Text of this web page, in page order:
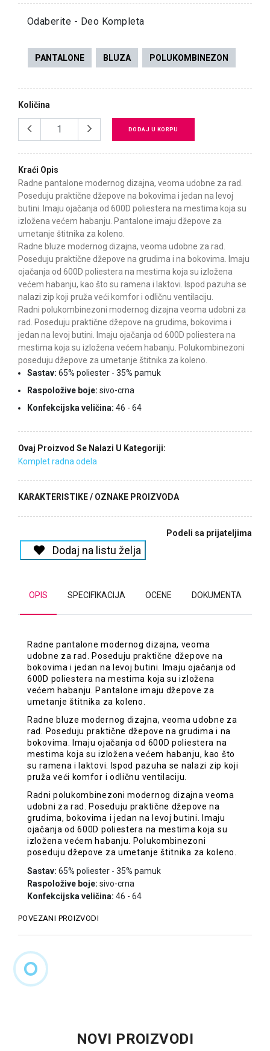
Odaberite - Deo Kompleta
PANTALONE BLUZA POLUKOMBINEZON
Količina
DODAJ U KORPU
Kraći Opis
Radne pantalone modernog dizajna, veoma udobne za rad.
Poseduju praktične džepove na bokovima i jedan na levoj
butini. Imaju ojačanja od 600D poliestera na mestima koja su
izložena većem habanju. Pantalone imaju džepove za
umetanje štitnika za koleno.
Radne bluze modernog dizajna, veoma udobne za rad.
Poseduju praktične džepove na grudima i na bokovima. Imaju
ojačanja od 600D poliestera na mestima koja su izložena
većem habanju, kao što su ramena i laktovi. Ispod pazuha se
nalazi zip koji pruža veći komfor i odličnu ventilaciju.
Radni polukombinezoni modernog dizajna veoma udobni za
rad. Poseduju praktične džepove na grudima, bokovima i
jedan na levoj butini. Imaju ojačanja od 600D poliestera na
mestima koja su izložena većem habanju. Polukombinezoni
poseduju džepove za umetanje štitnika za koleno.
Sastav: 65% poliester - 35% pamuk
Raspoložive boje: sivo-crna
Konfekcijska veličina: 46 - 64
Ovaj Proizvod Se Nalazi U Kategoriji:
Komplet radna odela
KARAKTERISTIKE / OZNAKE PROIZVODA
Podeli sa prijateljima
Dodaj na listu želja
OPIS SPECIFIKACIJA OCENE DOKUMENTA
Radne pantalone modernog dizajna, veoma
udobne za rad. Poseduju praktične džepove na
bokovima i jedan na levoj butini. Imaju ojačanja od
600D poliestera na mestima koja su izložena
većem habanju. Pantalone imaju džepove za
umetanje štitnika za koleno.
Radne bluze modernog dizajna, veoma udobne za
rad. Poseduju praktične džepove na grudima i na
bokovima. Imaju ojačanja od 600D poliestera na
mestima koja su izložena većem habanju, kao što
su ramena i laktovi. Ispod pazuha se nalazi zip koji
pruža veći komfor i odličnu ventilaciju.
Radni polukombinezoni modernog dizajna veoma
udobni za rad. Poseduju praktične džepove na
grudima, bokovima i jedan na levoj butini. Imaju
ojačanja od 600D poliestera na mestima koja su
izložena većem habanju. Polukombinezoni
poseduju džepove za umetanje štitnika za koleno.
Sastav: 65% poliester - 35% pamuk
Raspoložive boje: sivo-crna
Konfekcijska veličina: 46 - 64
POVEZANI PROIZVODI
NOVI PROIZVODI